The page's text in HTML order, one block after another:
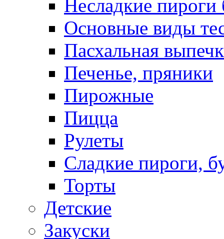
Несладкие пироги
Основные виды
Пасхальная
Печенье, пряники
Пирожные
Пицца
Рулеты
Сладкие пироги,
Торты
Детские
Закуски